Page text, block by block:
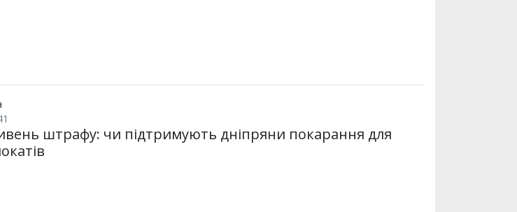
штрафу: чи підтримують дніпряни покарання для